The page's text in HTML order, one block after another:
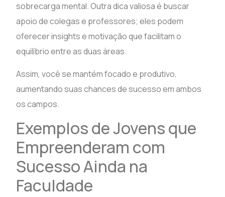
sobrecarga mental. Outra dica valiosa é buscar
apoio de colegas e professores; eles podem
oferecer insights e motivação que facilitam o
equilíbrio entre as duas áreas.
Assim, você se mantém focado e produtivo,
aumentando suas chances de sucesso em ambos
os campos.
Exemplos de Jovens que
Empreenderam com
Sucesso Ainda na
Faculdade